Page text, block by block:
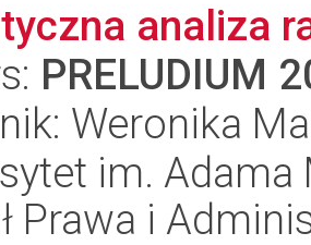
analiza
PRELUDIUM
Weronika
im.
Prawa i